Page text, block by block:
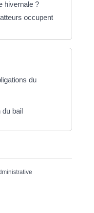
hivernale ?
occupent
du
du bail